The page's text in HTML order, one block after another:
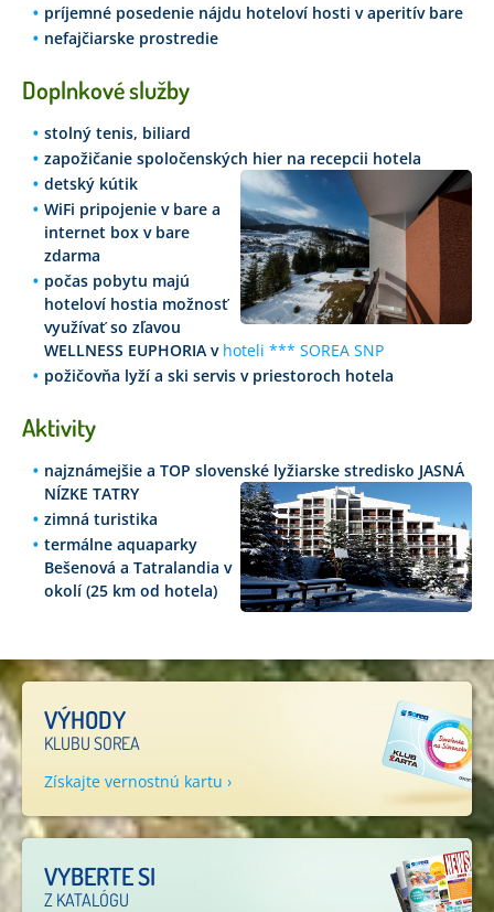
príjemné posedenie nájdu hoteloví hosti v aperitív bare
nefajčiarske prostredie
Doplnkové služby
stolný tenis, biliard
zapožičanie spoločenských hier na recepcii hotela
detský kútik
WiFi pripojenie v bare a
internet box v bare
zdarma
počas pobytu majú
hoteloví hostia možnosť
využívať so zľavou
WELLNESS EUPHORIA v hoteli *** SOREA SNP
požičovňa lyží a ski servis v priestoroch hotela
Aktivity
najznámejšie a TOP slovenské lyžiarske stredisko JASNÁ
NÍZKE TATRY
zimná turistika
termálne aquaparky
Bešenová a Tatralandia v
okolí (25 km od hotela)
VÝHODY
KLUBU SOREA
Získajte vernostnú kartu ›
VYBERTE SI
Z KATALÓGU